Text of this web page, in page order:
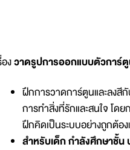
องวาดรูปการออกแบบตัวการ์
ฝึกการวาดการ์ตูนและลงสี
การทำสิ่งที่รักและสนใจ โด
ฝึกคิดเป็นระบบอย่างถูกต้อ
สำหรับเด็ก กำลังศึกษาชั้น